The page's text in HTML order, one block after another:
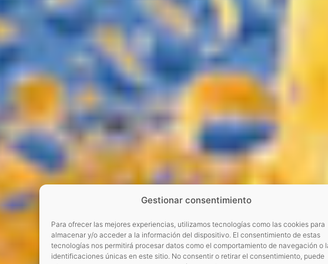
Gestionar consentimiento
Para ofrecer las mejores experiencias, utilizamos tecnologías como las cookies para
almacenar y/o acceder a la información del dispositivo. El consentimiento de estas
tecnologías nos permitirá procesar datos como el comportamiento de navegación o
identificaciones únicas en este sitio. No consentir o retirar el consentimiento, puede